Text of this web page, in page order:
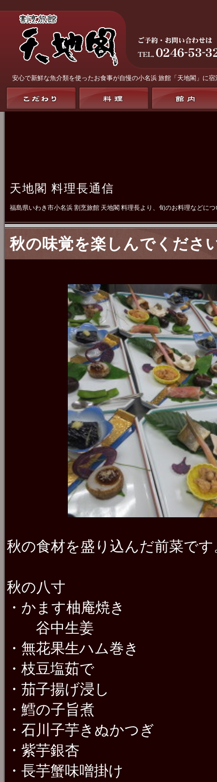
安心で新鮮な魚介類を使ったお食事が自慢の小名浜 旅館「天地閣」 に宿
天地閣 料理長通信
福島県いわき市小名浜 割烹旅館 天地閣 料理長より、旬のお料理などに
秋の味覚を楽しんでくださ
秋の食材を盛り込んだ前菜です
秋の八寸
・かます柚庵焼き
谷中生姜
・無花果生ハム巻き
・枝豆塩茹で
・茄子揚げ浸し
・鱈の子旨煮
・石川子芋きぬかつぎ
・紫芋銀杏
・長芋蟹味噌掛け